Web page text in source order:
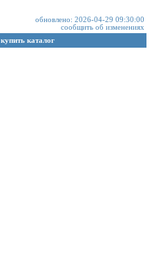
обновлено: 2026-04-29 09:30:00
сообщить об изменениях
купить каталог